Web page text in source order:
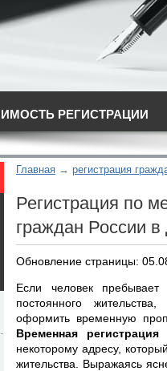
РЕГИСТРАЦИИ
Главная регистрация
Регистрация по
граждан России в
Обновление страницы:
Если человек
постоянного
оформить временную
Временная
некоторому адресу,
жительства. Выражаясь